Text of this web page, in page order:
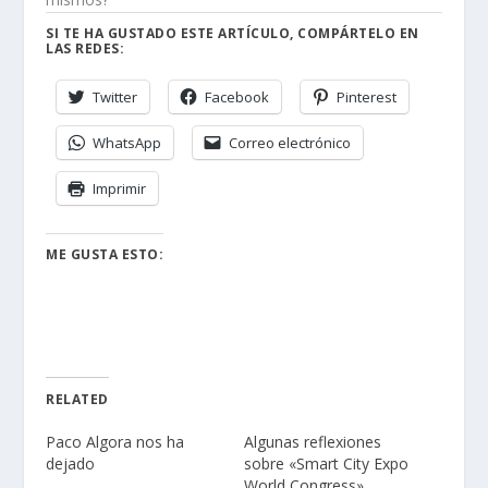
SI TE HA GUSTADO ESTE ARTÍCULO, COMPÁRTELO EN
LAS REDES:
Twitter Facebook Pinterest
WhatsApp Correo electrónico
Imprimir
ME GUSTA ESTO:
RELATED
Paco Algora nos ha
dejado
Algunas reflexiones
sobre «Smart City Expo